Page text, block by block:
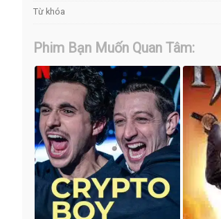
Từ khóa
Phim Bạn Muốn Quan Tâm: